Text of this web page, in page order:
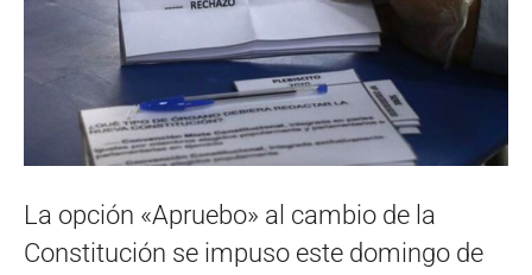
La opción «Apruebo» al cambio de la
Constitución se impuso este domingo de